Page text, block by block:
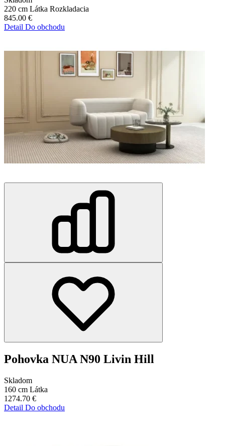
220 cm Látka Rozkladacia
845.00 €
Detail Do obchodu
Pohovka NUA N90 Livin Hill
Skladom
160 cm Látka
1274.70 €
Detail Do obchodu